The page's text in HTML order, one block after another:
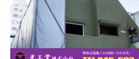
採用情報
会社概要